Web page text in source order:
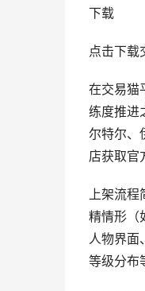
下载
点击下载
在交易猫
练度推进
尔特尔、
店获取官
上架流程
精情形（
人物界面
等级分布